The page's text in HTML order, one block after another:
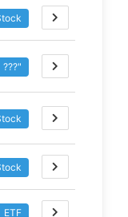
Aktie
???"
ETF